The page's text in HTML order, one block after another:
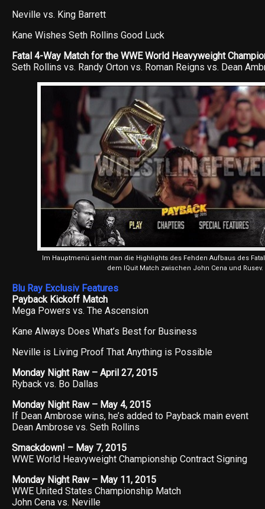
Neville vs. King Barrett
Kane Wishes Seth Rollins Good Luck
Fatal 4-Way Match for the WWE World Heavyweight
Seth Rollins vs. Randy Orton vs. Roman Reigns vs. Dean
Im Hauptmenü sieht man die Highlights des Fehden Aufbaus des
dem IQuit Match zwischen John Cena und Rusev.
Blu Ray Exclusiv Features
Payback Kickoff Match
Mega Powers vs. The Ascension
Kane Always Does What’s Best for Business
Neville is Living Proof That Anything is Possible
Monday Night Raw – April 27, 2015
Ryback vs. Bo Dallas
Monday Night Raw – May 4, 2015
If Dean Ambrose wins, he’s added to Payback main event
Dean Ambrose vs. Seth Rollins
Smackdown! – May 7, 2015
WWE World Heavyweight Championship Contract Signing
Monday Night Raw – May 11, 2015
WWE United States Championship Match
John Cena vs. Neville